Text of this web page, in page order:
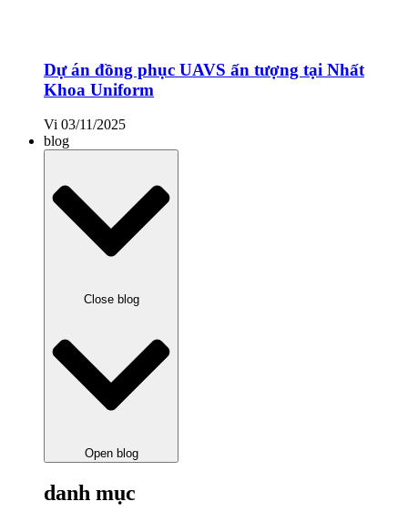
Dự án đồng phục UAVS ấn tượng tại Nhất
Khoa Uniform
Vi 03/11/2025
blog
Close blog
Open blog
danh mục